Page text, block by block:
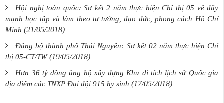
Hội nghị toàn quốc: Sơ kết 2 năm thực hiện Chỉ thị 05 về đẩy
mạnh học tập và làm theo tư tưởng, đạo đức, phong cách Hồ Chí
Minh (21/05/2018)
Đảng bộ thành phố Thái Nguyên: Sơ kết 02 năm thực hiện Chỉ
thị 05-CT/TW (19/05/2018)
Hơn 36 tỷ đồng ủng hộ xây dựng Khu di tích lịch sử Quốc gia
địa điểm các TNXP Đại đội 915 hy sinh (17/05/2018)